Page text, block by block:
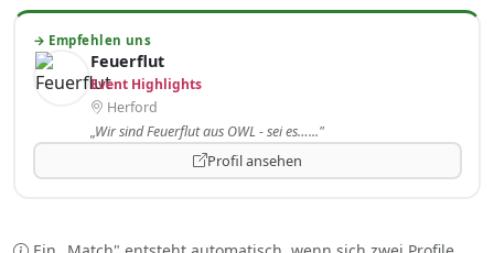
→ Empfehlen uns
Feuerflut
Event Highlights
Herford
„Wir sind Feuerflut aus OWL - sei es…..."
Profil ansehen